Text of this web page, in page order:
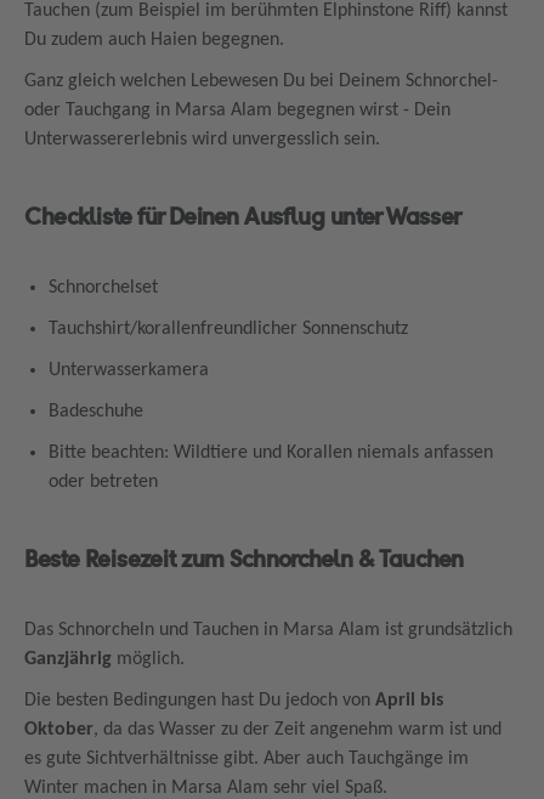
Tauchen (zum Beispiel im berühmten Elphinstone Riff) kannst
Du zudem auch Haien begegnen.
Ganz gleich welchen Lebewesen Du bei Deinem Schnorchel-
oder Tauchgang in Marsa Alam begegnen wirst - Dein
Unterwassererlebnis wird unvergesslich sein.
Checkliste für Deinen Ausflug unter Wasser
Schnorchelset
Tauchshirt/korallenfreundlicher Sonnenschutz
Unterwasserkamera
Badeschuhe
Bitte beachten: Wildtiere und Korallen niemals anfassen
oder betreten
Beste Reisezeit zum Schnorcheln & Tauchen
Das Schnorcheln und Tauchen in Marsa Alam ist grundsätzlich
Ganzjährig möglich.
Die besten Bedingungen hast Du jedoch von April bis
Oktober, da das Wasser zu der Zeit angenehm warm ist und
es gute Sichtverhältnisse gibt. Aber auch Tauchgänge im
Winter machen in Marsa Alam sehr viel Spaß.